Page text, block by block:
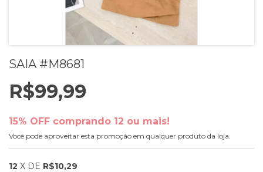
SAIA #M8681
R$99,99
15% OFF comprando 12 ou mais!
Você pode aproveitar esta promoção em qualquer produto da loja.
12 X DE R$10,29